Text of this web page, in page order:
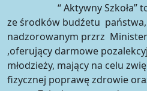
“ Aktywny Szkoła” to
ze środków budźetu państwa,
nadzorowanym przrz
,oferujący darmowe
młodzieży, mający na celu
fizycznej poprawę zdrowie